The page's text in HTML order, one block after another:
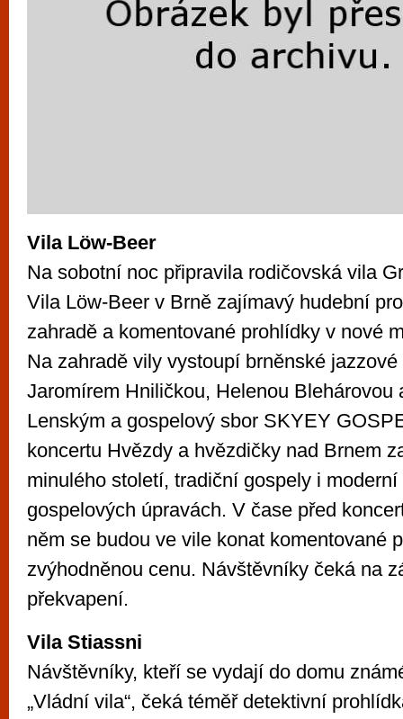
Vila Löw-Beer
Na sobotní noc připravila rodičovská vila
Vila Löw-Beer v Brně zajímavý hudební
zahradě a komentované prohlídky v nové
Na zahradě vily vystoupí brněnské
Jaromírem Hniličkou, Helenou Blehárovou
Lenským a gospelový sbor SKYEY
koncertu Hvězdy a hvězdičky nad Brnem
minulého století, tradiční gospely i
gospelových úpravách. V čase před
něm se budou ve vile konat komentované
zvýhodněnou cenu. Návštěvníky čeká na
překvapení.
Vila Stiassni
Návštěvníky, kteří se vydají do domu
„Vládní vila“, čeká téměř detektivní